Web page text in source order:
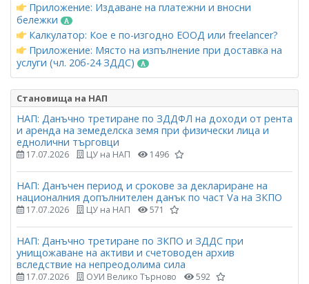
Приложение: Издаване на платежни и вносни
бележки
Калкулатор: Кое е по-изгодно ЕООД или freelancer?
Приложение: Място на изпълнение при доставка на
услуги (чл. 20б-24 ЗДДС)
Становища на НАП
НАП: Данъчно третиране по ЗДДФЛ на доходи от рента
и аренда на земеделска земя при физически лица и
еднолични търговци
17.07.2026 ЦУ на НАП 1496
НАП: Данъчен период и срокове за деклариране на
националния допълнителен данък по част Vа на ЗКПО
17.07.2026 ЦУ на НАП 571
НАП: Данъчно третиране по ЗКПО и ЗДДС при
унищожаване на активи и счетоводен архив
вследствие на непреодолима сила
17.07.2026 ОУИ Велико Търново 592